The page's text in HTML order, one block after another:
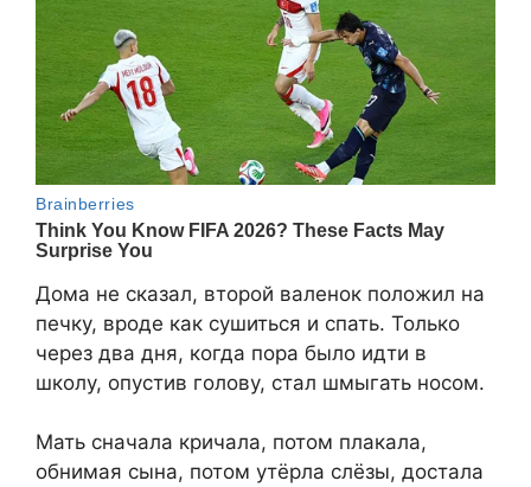
Дома не сказал, второй валенок положил на
печку, вроде как сушиться и спать. Только
через два дня, когда пора было идти в
школу, опустив голову, стал шмыгать носом.
Мать сначала кричала, потом плакала,
обнимая сына, потом утёрла слёзы, достала